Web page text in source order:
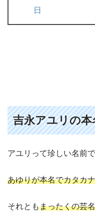
日
吉永アユリの本
アユリって珍しい名前
あゆりが本名でカタカ
それともまったくの芸